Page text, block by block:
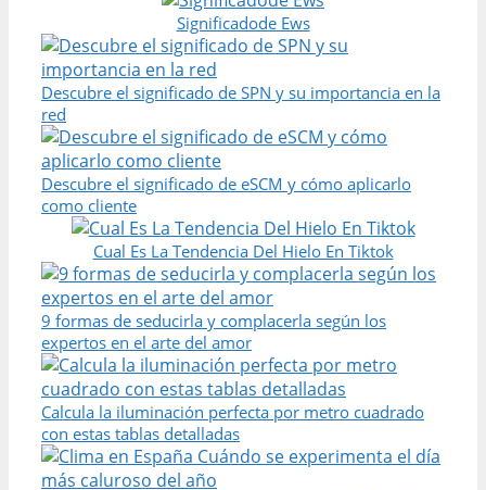
Significadode Ews
Descubre el significado de SPN y su importancia en la
red
Descubre el significado de eSCM y cómo aplicarlo
como cliente
Cual Es La Tendencia Del Hielo En Tiktok
9 formas de seducirla y complacerla según los
expertos en el arte del amor
Calcula la iluminación perfecta por metro cuadrado
con estas tablas detalladas